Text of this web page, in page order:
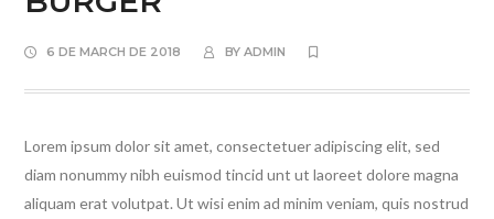
6 DE MARCH DE 2018 BYADMIN
Lorem ipsum dolor sit amet, consectetuer adipiscing elit, sed
diam nonummy nibh euismod tincid unt ut laoreet dolore magna
aliquam erat volutpat. Ut wisi enim ad minim veniam, quis nostrud